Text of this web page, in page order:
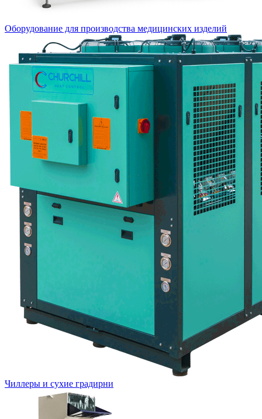
Оборудование для производства медицинских изделий
Чиллеры и сухие градирни